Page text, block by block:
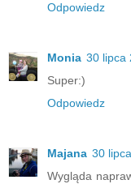
Odpowiedz
Monia 30 lipca
Super:)
Odpowiedz
Majana 30
Wygląda